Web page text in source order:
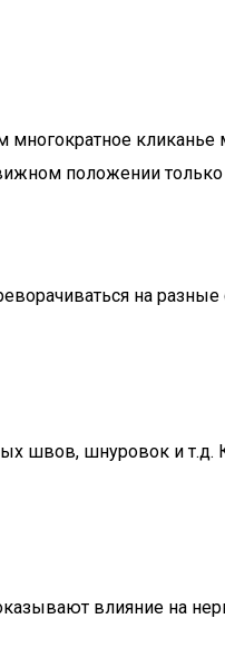
положении только
на
швов, шнуровок и т.д.
влияние на